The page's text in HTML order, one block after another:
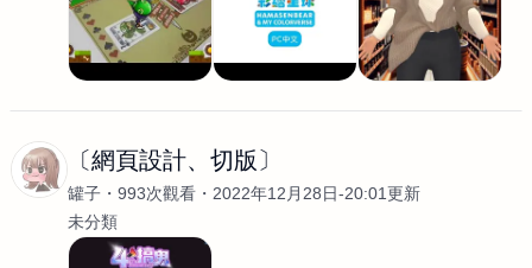
〔網頁設計、切版〕
罐子 993次觀看
2022年12月28日-20:01更新
未分類